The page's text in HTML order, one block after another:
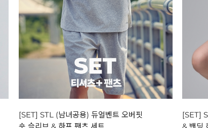
[SET] STL (남녀공용) 듀얼벤트 오버핏
[SET]